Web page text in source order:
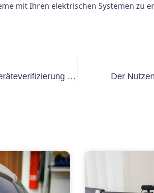
mit Ihren elektrischen Systemen zu
Den Prozess der Geräteprüfung und Messgeräteverifizierung verstehen Der